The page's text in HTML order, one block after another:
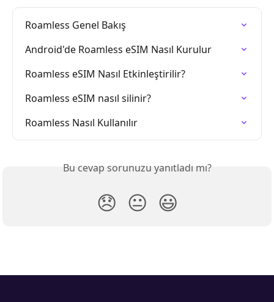
Roamless Genel Bakış
Android'de Roamless eSIM Nasıl Kurulur
Roamless eSIM Nasıl Etkinleştirilir?
Roamless eSIM nasıl silinir?
Roamless Nasıl Kullanılır
Bu cevap sorunuzu yanıtladı mı?
😞 😐 😃